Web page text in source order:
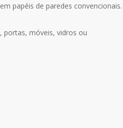
papéis de paredes convencionais.
portas, móveis, vidros ou